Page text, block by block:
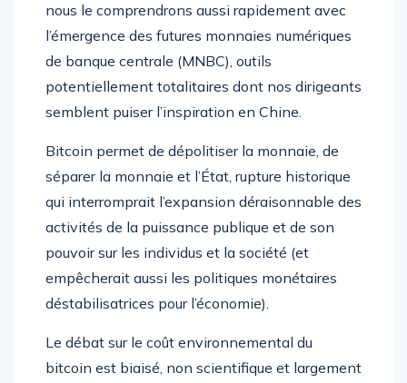
nous le comprendrons aussi rapidement avec
l’émergence des futures monnaies numériques
de banque centrale (MNBC), outils
potentiellement totalitaires dont nos dirigeants
semblent puiser l’inspiration en Chine.
Bitcoin permet de dépolitiser la monnaie, de
séparer la monnaie et l’État, rupture historique
qui interromprait l’expansion déraisonnable des
activités de la puissance publique et de son
pouvoir sur les individus et la société (et
empêcherait aussi les politiques monétaires
déstabilisatrices pour l’économie).
Le débat sur le coût environnemental du
bitcoin est biaisé, non scientifique et largement